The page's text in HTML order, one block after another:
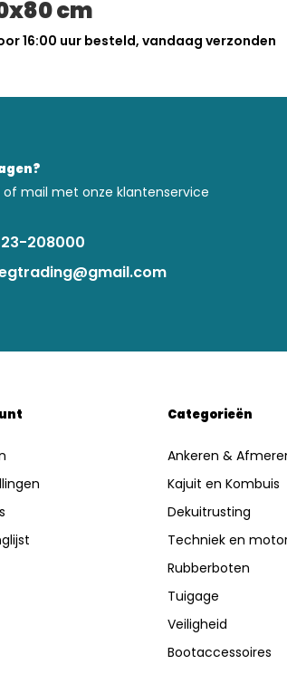
cm
16:00 uur besteld, vandaag verzonden
of mail met onze klantenservice
208000
Categorieën
Ankeren &
Kajuit en Kombuis
Dekuitrusting
Techniek en
Rubberboten
Tuigage
Veiligheid
Bootaccessoires